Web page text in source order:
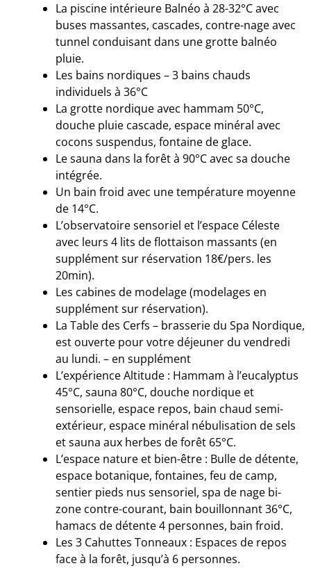
La piscine intérieure Balnéo à 28-32°C avec
buses massantes, cascades, contre-nage avec
tunnel conduisant dans une grotte balnéo
pluie.
Les bains nordiques – 3 bains chauds
individuels à 36°C
La grotte nordique avec hammam 50°C,
douche pluie cascade, espace minéral avec
cocons suspendus, fontaine de glace.
Le sauna dans la forêt à 90°C avec sa douche
intégrée.
Un bain froid avec une température moyenne
de 14°C.
L’observatoire sensoriel et l’espace Céleste
avec leurs 4 lits de flottaison massants (en
supplément sur réservation 18€/pers. les
20min).
Les cabines de modelage (modelages en
supplément sur réservation).
La Table des Cerfs – brasserie du Spa Nordique,
est ouverte pour votre déjeuner du vendredi
au lundi. – en supplément
L’expérience Altitude : Hammam à l’eucalyptus
45°C, sauna 80°C, douche nordique et
sensorielle, espace repos, bain chaud semi-
extérieur, espace minéral nébulisation de sels
et sauna aux herbes de forêt 65°C.
L’espace nature et bien-être : Bulle de détente,
espace botanique, fontaines, feu de camp,
sentier pieds nus sensoriel, spa de nage bi-
zone contre-courant, bain bouillonnant 36°C,
hamacs de détente 4 personnes, bain froid.
Les 3 Cahuttes Tonneaux : Espaces de repos
face à la forêt, jusqu’à 6 personnes.